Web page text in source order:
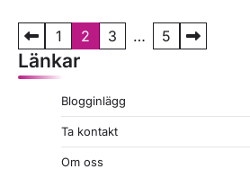
P
o
1 2 3 … 5
Länkar
Blogginlägg
Ta kontakt
Om oss